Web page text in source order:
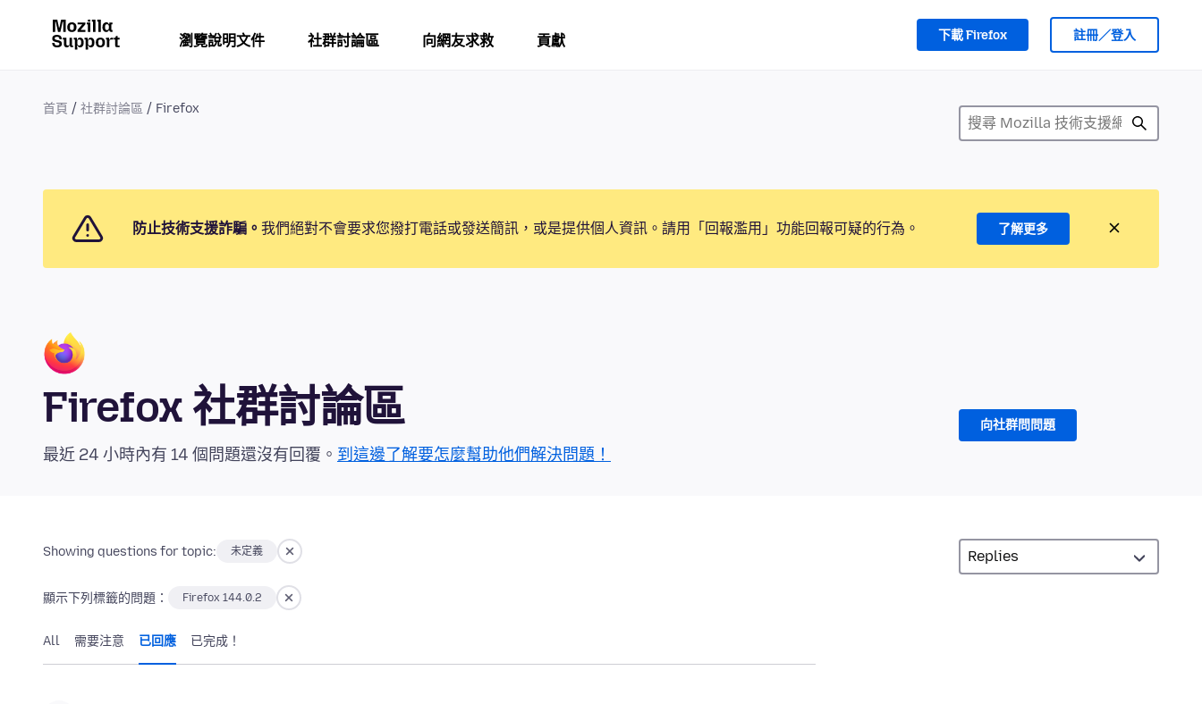
瀏覽說明文件 社群討論區 向網友求救 貢獻 下載 Firefox 註冊／登入
首頁 社群討論區 Firefox
防止技術支援詐騙。 我們絕對不會要求您撥打電話或發送簡訊，或是提供個人資訊。請用「回報濫用」功能回報可疑的行為。 了解更多
Firefox 社群討論區
最近 24 小時內有 14 個問題還沒有回覆。 到這邊了解要怎麼幫助他們解決問題！
向社群問問題
Showing questions for topic: 未定義
顯示下列標籤的問題： Firefox 144.0.2
All 需要注意 已回應 已完成！